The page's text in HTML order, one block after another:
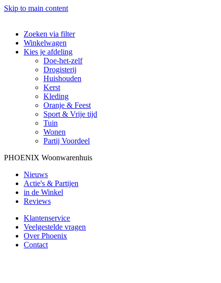
Skip to main content
Zoeken via filter
Winkelwagen
Kies je afdeling
Doe-het-zelf
Drogisterij
Huishouden
Kerst
Kleding
Oranje & Feest
Sport & Vrije tijd
Tuin
Wonen
Partij Voordeel
PHOENIX Woonwarenhuis
Nieuws
Actie's & Partijen
in de Winkel
Reviews
Klantenservice
Veelgestelde vragen
Over Phoenix
Contact